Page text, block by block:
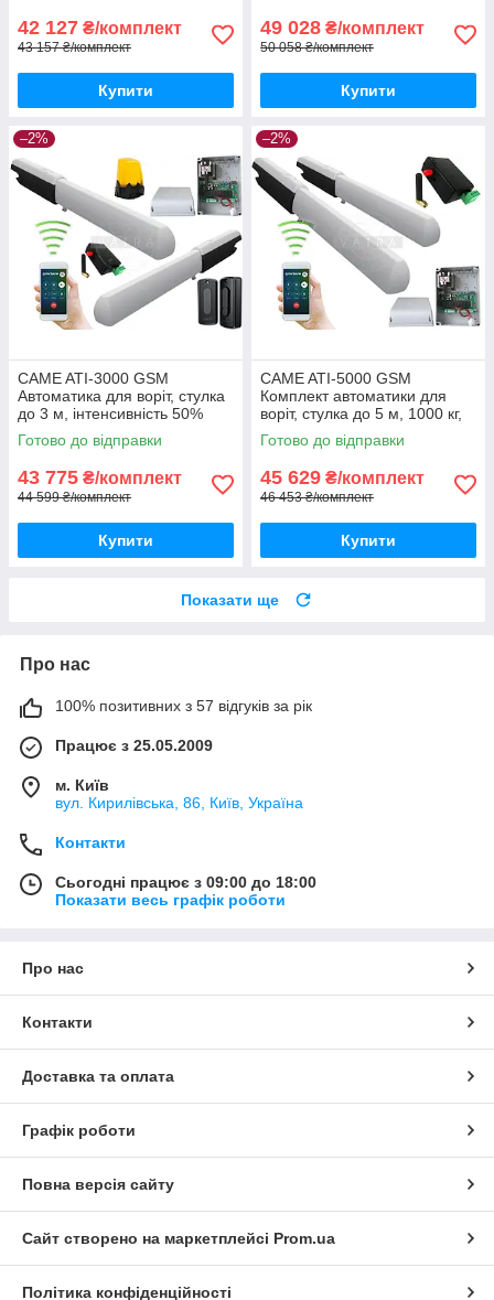
42 127 ₴/комплект
43 157 ₴/комплект
Купити
49 028 ₴/комплект
50 058 ₴/комплект
Купити
–2%
CAME ATI-3000 GSM
Автоматика для воріт, стулка
до 3 м, інтенсивність 50%
Готово до відправки
43 775 ₴/комплект
44 599 ₴/комплект
Купити
–2%
CAME ATI-5000 GSM
Комплект автоматики для
воріт, стулка до 5 м, 1000 кг,
інтенсивність 50%
Готово до відправки
45 629 ₴/комплект
46 453 ₴/комплект
Купити
Показати ще
Про нас
100% позитивних з 57 відгуків за рік
Працює з 25.05.2009
м. Київ
вул. Кирилівська, 86, Київ, Україна
Контакти
Сьогодні працює з 09:00 до 18:00
Показати весь графік роботи
Про нас
Контакти
Доставка та оплата
Графік роботи
Повна версія сайту
Сайт створено на маркетплейсі Prom.ua
Політика конфіденційності